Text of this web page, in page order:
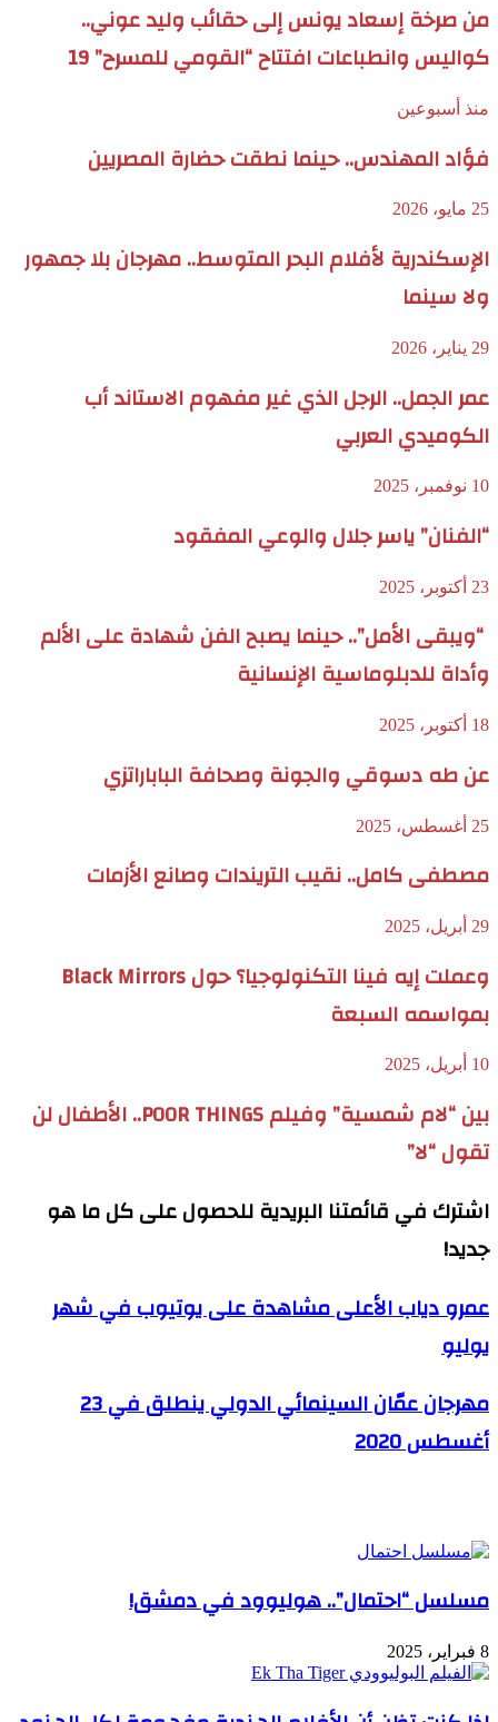
من صرخة إسعاد يونس إلى حقائب وليد عوني..
كواليس وانطباعات افتتاح “القومي للمسرح” 19
منذ أسبوعين
فؤاد المهندس.. حينما نطقت حضارة المصريين
25 مايو، 2026
الإسكندرية لأفلام البحر المتوسط.. مهرجان بلا جمهور
ولا سينما
29 يناير، 2026
عمر الجمل.. الرجل الذي غير مفهوم الاستاند أب
الكوميدي العربي
10 نوفمبر، 2025
“الفنان” ياسر جلال والوعي المفقود
23 أكتوبر، 2025
“ويبقى الأمل”.. حينما يصبح الفن شهادة على الألم
وأداة للدبلوماسية الإنسانية
18 أكتوبر، 2025
عن طه دسوقي والجونة وصحافة الباباراتزي
25 أغسطس، 2025
مصطفى كامل.. نقيب التريندات وصانع الأزمات
29 أبريل، 2025
وعملت إيه فينا التكنولوجيا؟ حول Black Mirrors
بمواسمه السبعة
10 أبريل، 2025
بين “لام شمسية” وفيلم POOR THINGS.. الأطفال لن
تقول “لا”
اشترك في قائمتنا البريدية للحصول على كل ما هو
جديد!
عمرو دياب الأعلى مشاهدة على يوتيوب في شهر
يوليو
مهرجان عمّان السينمائي الدولي ينطلق في 23
أغسطس 2020
مسلسل “احتمال”.. هوليوود في دمشق!
8 فبراير، 2025